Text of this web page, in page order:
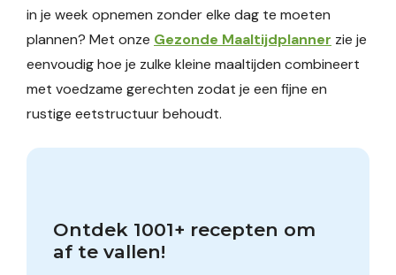
in je week opnemen zonder elke dag te moeten
plannen? Met onze Gezonde Maaltijdplanner zie je
eenvoudig hoe je zulke kleine maaltijden combineert
met voedzame gerechten zodat je een fijne en
rustige eetstructuur behoudt.
Ontdek 1001+ recepten om
af te vallen!